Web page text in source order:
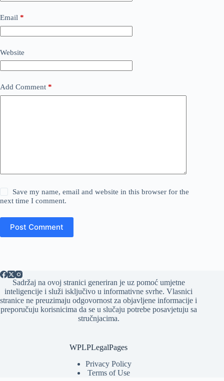
Email *
Website
Add Comment *
Save my name, email and website in this browser for the
next time I comment.
Post Comment
Sadržaj na ovoj stranici generiran je uz pomoć umjetne
inteligencije i služi isključivo u informativne svrhe. Vlasnici
stranice ne preuzimaju odgovornost za objavljene informacije i
preporučuju korisnicima da se u slučaju potrebe posavjetuju sa
stručnjacima.
WPLPLegalPages
Privacy Policy
Terms of Use